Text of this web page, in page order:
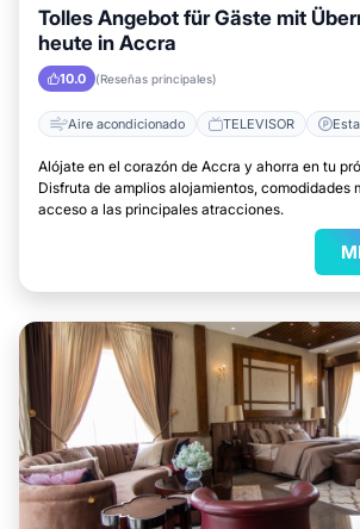
Tolles Angebot für Gäste mit
heute in Accra
10.0 (Reseñas principales)
Aire acondicionado TELEVISOR
Alójate en el corazón de Accra y ahorra en tu
Disfruta de amplios alojamientos, comodidades
acceso a las principales atracciones.